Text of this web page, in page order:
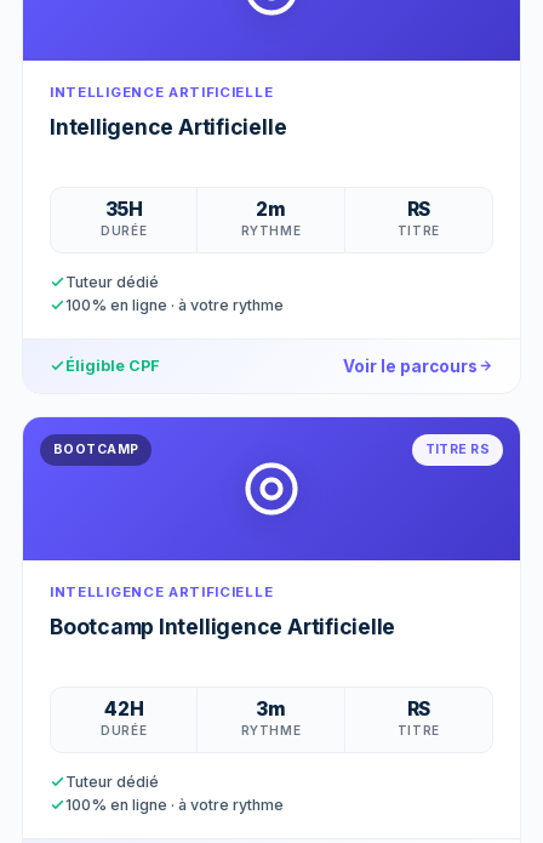
INTELLIGENCE ARTIFICIELLE
Intelligence Artificielle
35H
DURÉE
2m
RYTHME
RS
TITRE
Tuteur dédié
100% en ligne · à votre rythme
Éligible CPF Voir le parcours
BOOTCAMP TITRE RS
INTELLIGENCE ARTIFICIELLE
Bootcamp Intelligence Artificielle
42H
DURÉE
3m
RYTHME
RS
TITRE
Tuteur dédié
100% en ligne · à votre rythme